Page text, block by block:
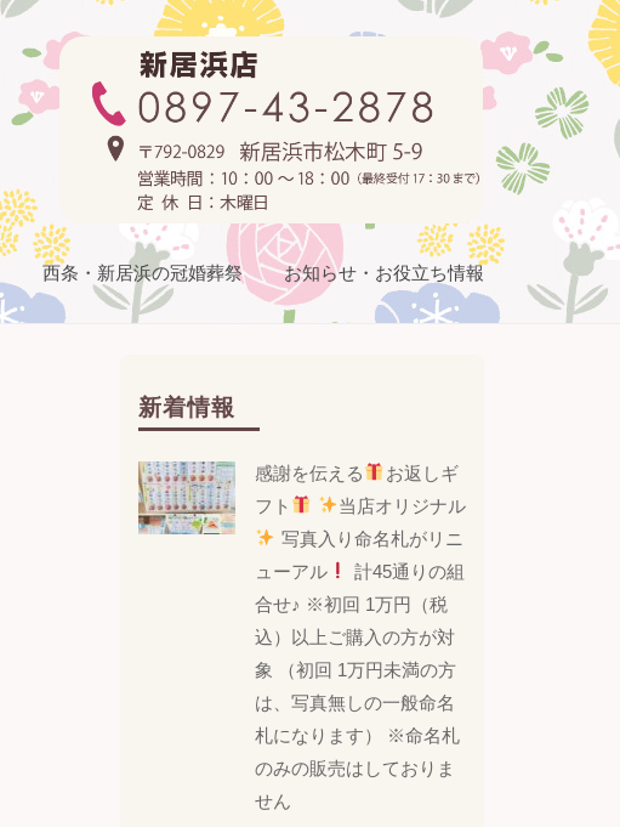
西条・新居浜の冠婚葬祭 お知らせ・お役立ち情報
新着情報
感謝を伝える
お返しギ
フト
当店オリジナル
写真入り命名札がリニ
ューアル
計45通りの組
合せ♪ ※初回 1万円（税
込）以上ご購入の方が対
象 （初回 1万円未満の方
は、写真無しの一般命名
札になります） ※命名札
のみの販売はしておりま
せん